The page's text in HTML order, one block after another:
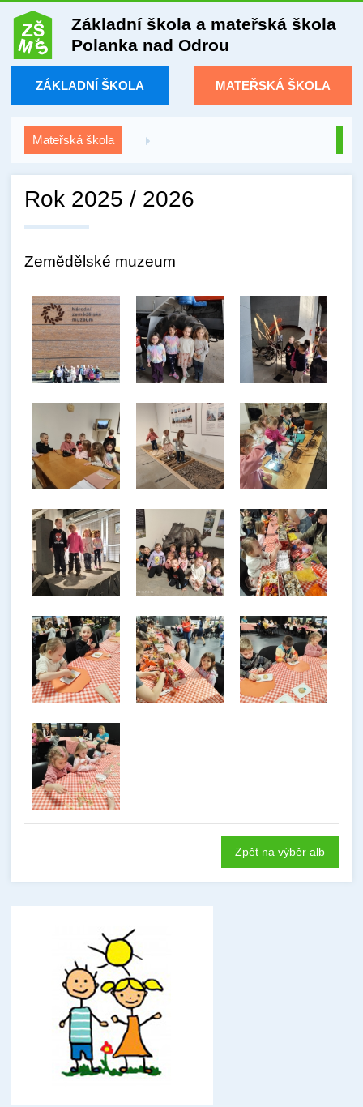
Základní škola a mateřská škola
Polanka nad Odrou
ZÁKLADNÍ ŠKOLA MATEŘSKÁ ŠKOLA
Mateřská škola
Rok 2025 / 2026
Zemědělské muzeum
Zpět na výběr alb